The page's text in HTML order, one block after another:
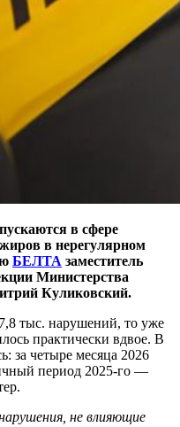
в сфере
в нерегулярном
БЕЛТА заместитель
Министерства
Куликовский.
тыс. нарушений, то уже
практически вдвое. В
за четыре месяца 2026
период 2025-го —
не влияющие